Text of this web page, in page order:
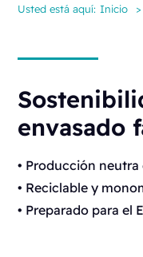
Usted está aquí: Inicio >
envasado
• Producción neutra
• Reciclable y
• Preparado para el